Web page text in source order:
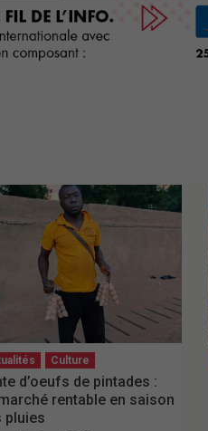
Culture
d’oeufs de pintades :
rentable en saison
pluies